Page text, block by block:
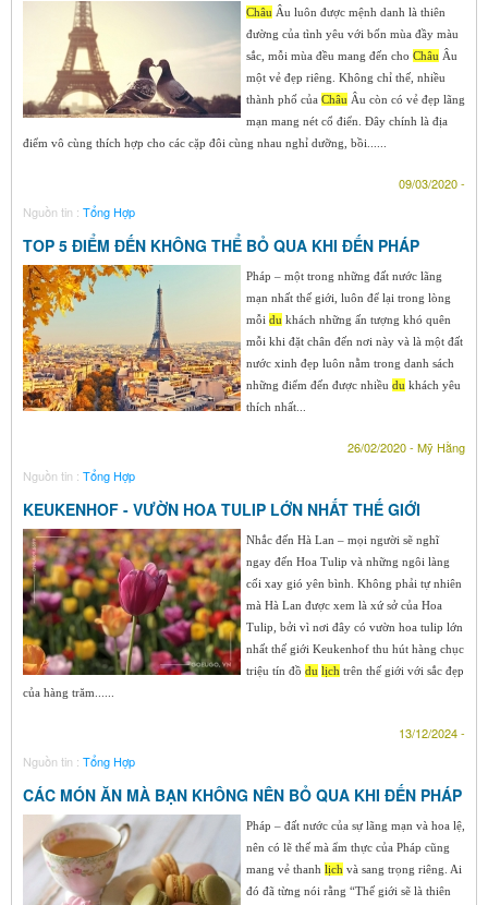
Châu Âu luôn được mệnh danh là thiên
đường của tình yêu với bốn mùa đầy màu
sắc, mỗi mùa đều mang đến cho Châu Âu
một vẻ đẹp riêng. Không chỉ thế, nhiều
thành phố của Châu Âu còn có vẻ đẹp lãng
mạn mang nét cổ điển. Đây chính là địa
điểm vô cùng thích hợp cho các cặp đôi cùng nhau nghỉ dưỡng, bồi......
09/03/2020 -
Nguồn tin : Tổng Hợp
TOP 5 ĐIỂM ĐẾN KHÔNG THỂ BỎ QUA KHI ĐẾN PHÁP
Pháp – một trong những đất nước lãng
mạn nhất thế giới, luôn để lại trong lòng
mỗi du khách những ấn tượng khó quên
mỗi khi đặt chân đến nơi này và là một đất
nước xinh đẹp luôn nằm trong danh sách
những điểm đến được nhiều du khách yêu
thích nhất...
26/02/2020 - Mỹ Hằng
Nguồn tin : Tổng Hợp
KEUKENHOF - VƯỜN HOA TULIP LỚN NHẤT THẾ GIỚI
Nhắc đến Hà Lan – mọi người sẽ nghĩ
ngay đến Hoa Tulip và những ngôi làng
cối xay gió yên bình. Không phải tự nhiên
mà Hà Lan được xem là xứ sở của Hoa
Tulip, bởi vì nơi đây có vườn hoa tulip lớn
nhất thế giới Keukenhof thu hút hàng chục
triệu tín đồ du lịch trên thế giới với sắc đẹp
của hàng trăm......
13/12/2024 -
Nguồn tin : Tổng Hợp
CÁC MÓN ĂN MÀ BẠN KHÔNG NÊN BỎ QUA KHI ĐẾN PHÁP
Pháp – đất nước của sự lãng mạn và hoa lệ,
nên có lẽ thế mà ẩm thực của Pháp cũng
mang vẻ thanh lịch và sang trọng riêng. Ai
đó đã từng nói rằng “Thế giới sẽ là thiên